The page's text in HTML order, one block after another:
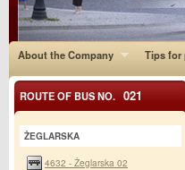
About the Company Tips for
ROUTE OF BUS NO. 021
ŻEGLARSKA
4632 - Żeglarska 02